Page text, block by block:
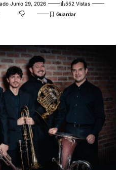
Junio 29, 2026
552 Vistas